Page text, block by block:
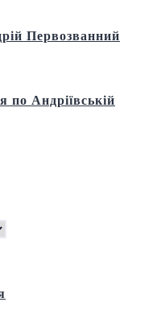
Первозванний
по Андріївській